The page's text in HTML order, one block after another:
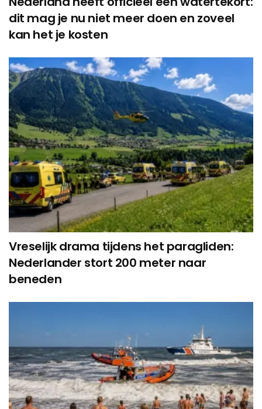
dit mag je nu niet meer doen en zoveel
kan het je kosten
Vreselijk drama tijdens het paragliden:
Nederlander stort 200 meter naar
beneden